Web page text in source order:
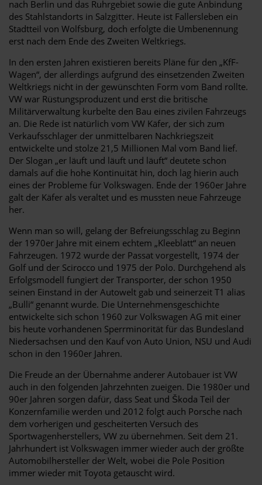
nach Berlin und das Ruhrgebiet sowie die gute Anbindung
des Stahlstandorts in Salzgitter. Heute ist Fallersleben ein
Stadtteil von Wolfsburg, doch erfolgte die Umbenennung
erst nach dem Ende des Zweiten Weltkriegs.
In den ersten Jahren existieren bereits Pläne für den „KfF-
Wagen“, der allerdings aufgrund des einsetzenden Zweiten
Weltkriegs nicht in der gewünschten Form vom Band rollte.
VW war Rüstungsproduzent und erst die britische
Militärverwaltung kurbelte den Bau eines zivilen Fahrzeugs
an. Die Rede ist natürlich vom VW Käfer, der sich zum
Verkaufsschlager der unmittelbaren Nachkriegszeit
entwickelte und stolze 21,5 Millionen Mal vom Band lief.
Der Slogan „er läuft und läuft und läuft“ deutete schon
damals auf die hohe Kontinuität hin, doch lag hierin auch
eines der Probleme für Volkswagen. Ende der 1960er Jahre
galt der Käfer als veraltet und es mussten neue Fahrzeuge
her.
Wenn man so will, gelang der Befreiungsschlag zu Beginn
der 1970er Jahre mit einem echtem „Kleeblatt“ an neuen
Fahrzeugen. 1972 wurde der Passat vorgestellt, 1974 der
Golf und der Scirocco und 1975 der Polo. Durchgehend als
Erfolgsmodell fungiert der Transporter, der schon 1950
seinen Einstand in der Autowelt gab und seinerzeit T1 alias
„Bulli“ genannt wurde. Die Unternehmensgeschichte
entwickelte sich schon 1960 zur Volkswagen AG mit einer
bis heute vorhandenen Sperrminorität für das Bundesland
Niedersachsen und den Kauf von Auto Union, NSU und Audi
schon in den 1960er Jahren.
Die Freude an der Übernahme anderer Autobauer ist VW
auch in den folgenden Jahrzehnten zueigen. Die 1980er und
90er Jahren sorgen dafür, dass Seat und Škoda Teil der
Konzernfamilie werden und 2012 folgt auch Porsche nach
dem vorherigen und gescheiterten Versuch des
Sportwagenherstellers, VW zu übernehmen. Seit dem 21.
Jahrhundert ist Volkswagen immer wieder auch der größte
Automobilhersteller der Welt, wobei die Pole Position
immer wieder mit Toyota getauscht wird.